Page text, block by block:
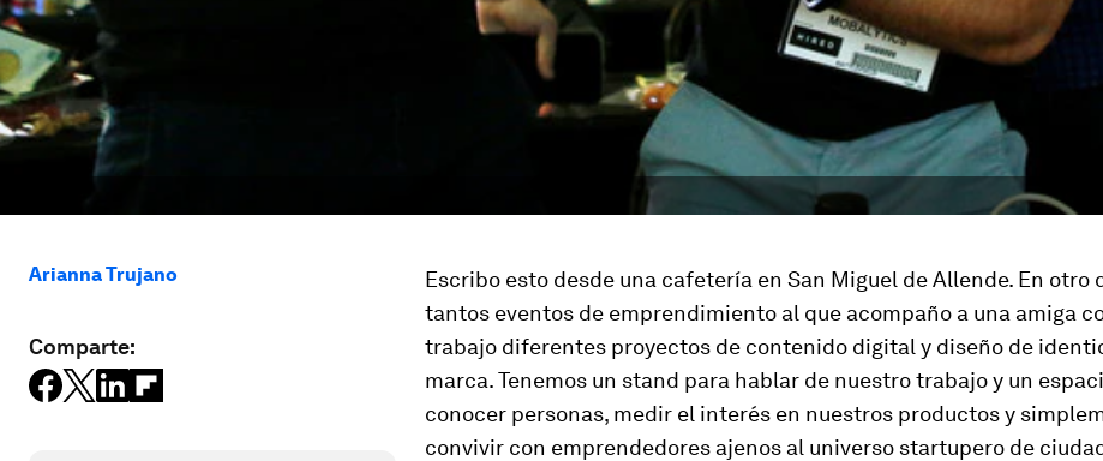
Arianna Trujano
Comparte:
Escribo esto desde una cafetería en San Miguel de Allende. En otro
tantos eventos de emprendimiento al que acompaño a una amiga
trabajo diferentes proyectos de contenido digital y diseño de
marca. Tenemos un stand para hablar de nuestro trabajo y un
conocer personas, medir el interés en nuestros productos y
convivir con emprendedores ajenos al universo startupero de